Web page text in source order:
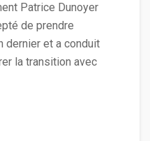
Patrice Dunoyer
de prendre
dernier et a conduit
la transition avec